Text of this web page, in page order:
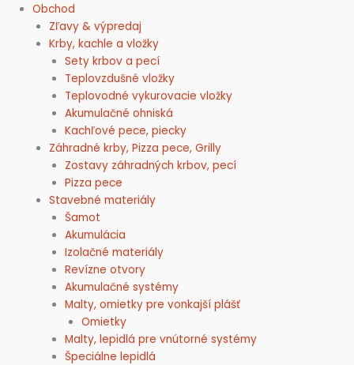
Obchod
Zľavy & výpredaj
Krby, kachle a vložky
Sety krbov a pecí
Teplovzdušné vložky
Teplovodné vykurovacie vložky
Akumulačné ohniská
Kachľové pece, piecky
Záhradné krby, Pizza pece, Grilly
Zostavy záhradných krbov, pecí
Pizza pece
Stavebné materiály
Šamot
Akumulácia
Izolačné materiály
Revízne otvory
Akumulačné systémy
Malty, omietky pre vonkajší plášť
Omietky
Malty, lepidlá pre vnútorné systémy
Špeciálne lepidlá